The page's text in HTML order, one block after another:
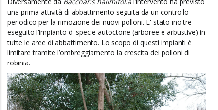
una prima attività di abbattimento seguita da un controllo
periodico per la rimozione dei nuovi polloni. E' stato inoltre
eseguito l’impianto di specie autoctone (arboree e arbustive) in
tutte le aree di abbattimento. Lo scopo di questi impianti è
limitare tramite l’ombreggiamento la crescita dei polloni di
robinia.